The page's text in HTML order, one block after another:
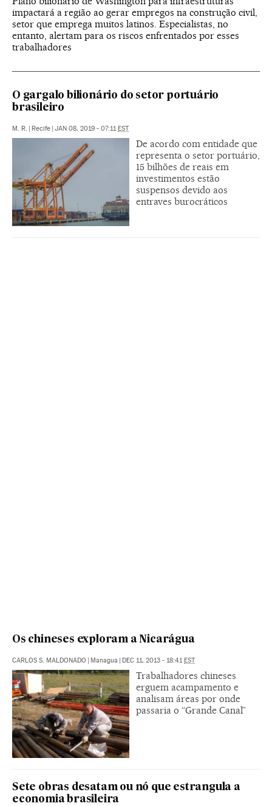
impactará a região ao gerar empregos na construção civil,
setor que emprega muitos latinos. Especialistas, no
entanto, alertam para os riscos enfrentados por esses
trabalhadores
O gargalo bilionário do setor portuário
brasileiro
M. R. Recife JAN 08, 2019 - 07:11 EST
De acordo com entidade que
representa o setor portuário,
15 bilhões de reais em
investimentos estão
suspensos devido aos
entraves burocráticos
Os chineses exploram a Nicarágua
CARLOS S. MALDONADO Managua DEC 11, 2013 - 18:41 EST
Trabalhadores chineses
erguem acampamento e
analisam áreas por onde
passaria o “Grande Canal”
Sete obras desatam ou nó que estrangula a
economia brasileira